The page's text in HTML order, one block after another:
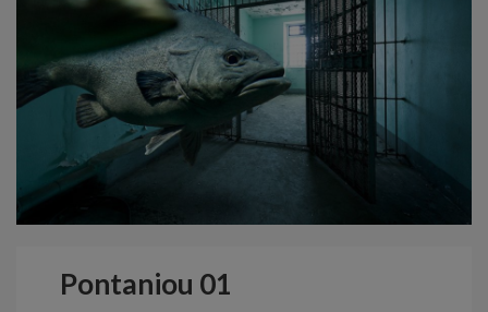
Pontaniou 01